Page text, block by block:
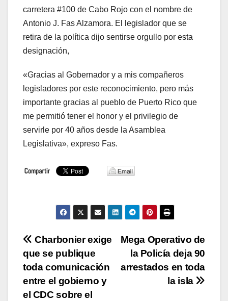
carretera #100 de Cabo Rojo con el nombre de
Antonio J. Fas Alzamora. El legislador que se
retira de la política dijo sentirse orgullo por esta
designación,
«Gracias al Gobernador y a mis compañeros
legisladores por este reconocimiento, pero más
importante gracias al pueblo de Puerto Rico que
me permitió tener el honor y el privilegio de
servirle por 40 años desde la Asamblea
Legislativa», expreso Fas.
Navegación
de
entradas
Mega Operativo de
la Policía deja 90
arrestados en toda
la isla
Charbonier exige
que se publique
toda comunicación
entre el gobierno y
el CDC sobre el